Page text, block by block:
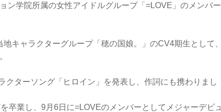
ン学院所属の女性アイドルグループ「=LOVE」のメンバー
キャラクターグループ「穂の国娘。」のCV4期生として、
クターソング「ヒロイン」を発表し、作詞にも携わりまし
卒業し、9月6日に=LOVEのメンバーとしてメジャーデビュ